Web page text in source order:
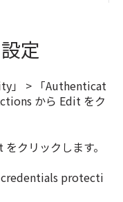
定
」 > 「Authenticat
から Edit をク
クリックします。
credentials protecti